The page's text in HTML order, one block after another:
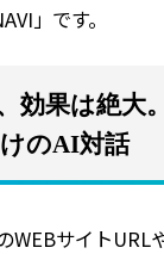
」です。
効果は絶大
のAI対話
WEBサイトURL